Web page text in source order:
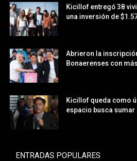
Kicillof entregó 38
una inversión de
Abrieron la
Bonaerenses con
Kicillof queda como
espacio busca
ENTRADAS POPULARES